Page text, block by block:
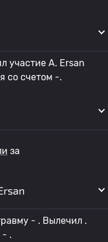
участие A. Ersan
со счетом -.
за
- . Вылечил .
- .